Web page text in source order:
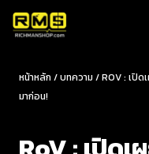
หน้าหลัก / บทความ / ROV : เปิ
มาก่อน!